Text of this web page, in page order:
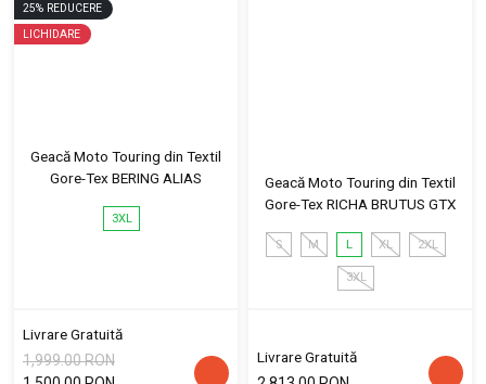
25% REDUCERE
LICHIDARE
Geacă Moto Touring din Textil
Gore-Tex BERING ALIAS
3XL
Livrare Gratuită
1,999.00 RON
Geacă Moto Touring din Textil
Gore-Tex RICHA BRUTUS GTX
S M L XL 2XL
3XL
Livrare Gratuită